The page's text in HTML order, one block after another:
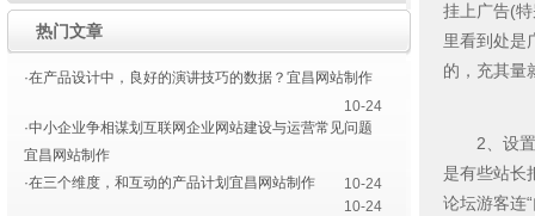
热门文章
·在产品设计中，良好的演讲技巧的数据？宜昌网站制作
10-24
·中小企业争相谋划互联网企业网站建设与运营常见问题
宜昌网站制作
10-24
·在三个维度，和互动的产品计划宜昌网站制作
10-24
挂上广告(
里看到处是
的，充其量
2、设置
是有些站长
论坛游客连